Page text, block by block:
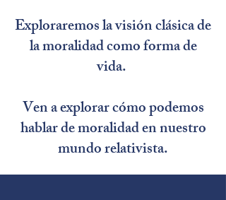
Exploraremos la visión clásica de
la moralidad como forma de
vida.
Ven a explorar cómo podemos
hablar de moralidad en nuestro
mundo relativista.